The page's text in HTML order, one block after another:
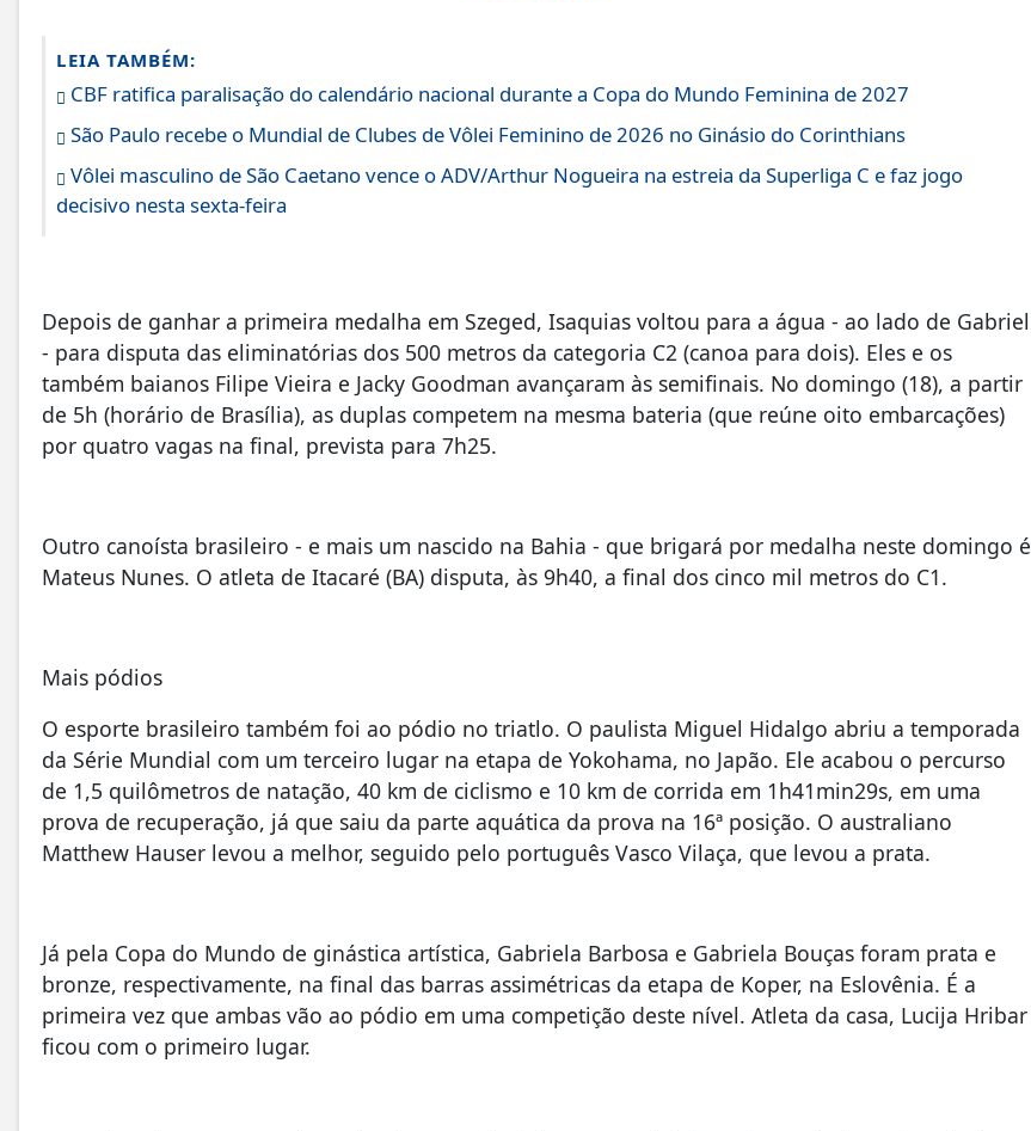
LEIA TAMBÉM:
CBF ratifica paralisação do calendário nacional durante a Copa do Mundo Feminina de 2027
São Paulo recebe o Mundial de Clubes de Vôlei Feminino de 2026 no Ginásio do Corinthians
Vôlei masculino de São Caetano vence o ADV/Arthur Nogueira na estreia da Superliga C e faz jogo
decisivo nesta sexta-feira
Depois de ganhar a primeira medalha em Szeged, Isaquias voltou para a água - ao lado de Gabriel
- para disputa das eliminatórias dos 500 metros da categoria C2 (canoa para dois). Eles e os
também baianos Filipe Vieira e Jacky Goodman avançaram às semifinais. No domingo (18), a partir
de 5h (horário de Brasília), as duplas competem na mesma bateria (que reúne oito embarcações)
por quatro vagas na final, prevista para 7h25.
Outro canoísta brasileiro - e mais um nascido na Bahia - que brigará por medalha neste domingo é
Mateus Nunes. O atleta de Itacaré (BA) disputa, às 9h40, a final dos cinco mil metros do C1.
Mais pódios
O esporte brasileiro também foi ao pódio no triatlo. O paulista Miguel Hidalgo abriu a temporada
da Série Mundial com um terceiro lugar na etapa de Yokohama, no Japão. Ele acabou o percurso
de 1,5 quilômetros de natação, 40 km de ciclismo e 10 km de corrida em 1h41min29s, em uma
prova de recuperação, já que saiu da parte aquática da prova na 16ª posição. O australiano
Matthew Hauser levou a melhor, seguido pelo português Vasco Vilaça, que levou a prata.
Já pela Copa do Mundo de ginástica artística, Gabriela Barbosa e Gabriela Bouças foram prata e
bronze, respectivamente, na final das barras assimétricas da etapa de Koper, na Eslovênia. É a
primeira vez que ambas vão ao pódio em uma competição deste nível. Atleta da casa, Lucija Hribar
ficou com o primeiro lugar.